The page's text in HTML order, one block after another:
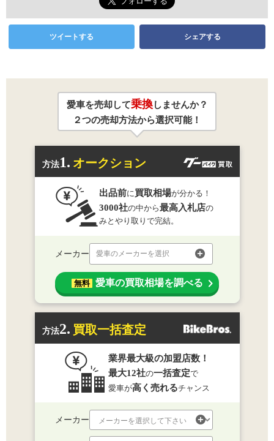
ツイートする シェアする
愛車を売却して乗換しませんか？
２つの売却方法から選択可能！
方法1. オークション
出品前に買取相場が分かる！
3000社の中から最高入札店の
みとやり取りで完結。
メーカー 愛車のメーカーを選択
無料 愛車の買取相場を調べる
方法2. 買取一括査定
業界最大級の加盟店数！
最大12社の一括査定で
愛車が高く売れるチャンス
メーカー